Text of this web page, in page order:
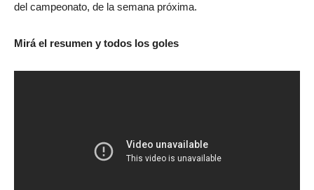
del campeonato, de la semana próxima.
Mirá el resumen y todos los goles